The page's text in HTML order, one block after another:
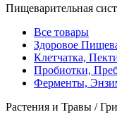
Пищеварительная
Все товары
Здоровое
Клетчатка,
Пробиотки,
Ферменты,
Растения и Травы /